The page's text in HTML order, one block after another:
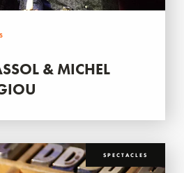
& MICHEL
SPECTACLES